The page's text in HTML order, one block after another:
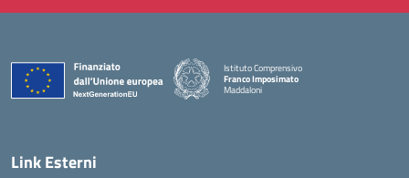
Istituto Comprensivo
Franco Imposimato
Maddaloni
Link Esterni